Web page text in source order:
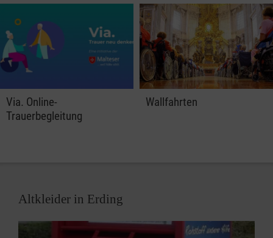
Via. Online-
Trauerbegleitung
Wallfahrten
Altkleider in Erding